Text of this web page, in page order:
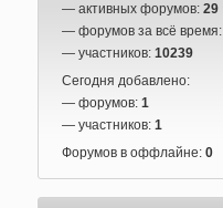
— активных форумов: 29
— форумов за всё время:
— участников: 10239
Сегодня добавлено:
— форумов: 1
— участников: 1
Форумов в оффлайне: 0